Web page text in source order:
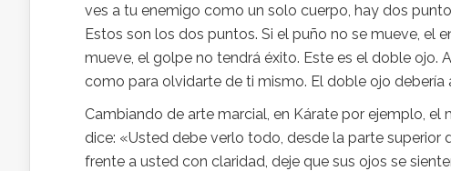
ves a tu enemigo como un solo cuerpo, hay dos
Estos son los dos puntos. Si el puño no se mueve, el
mueve, el golpe no tendrá éxito. Este es el doble
como para olvidarte de ti mismo. El doble ojo
Cambiando de arte marcial, en Kárate por ejemplo,
dice: «Usted debe verlo todo, desde la parte
frente a usted con claridad, deje que sus ojos se